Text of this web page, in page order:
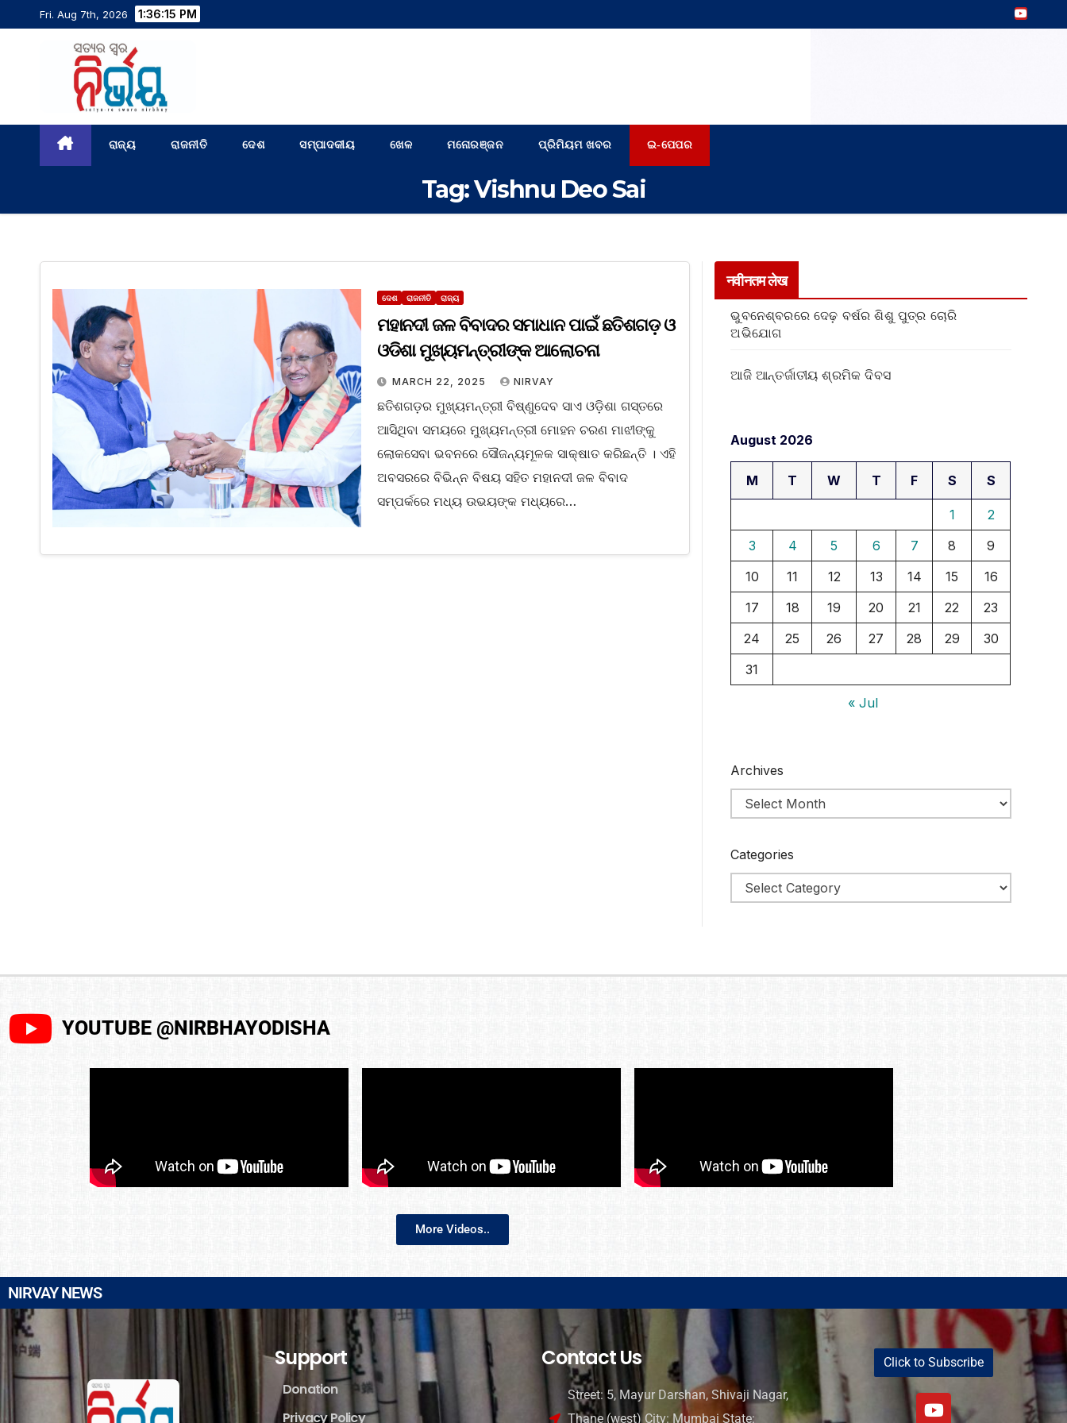
Fri. Aug 7th, 2026 1:36:16 PM
ରାଜ୍ୟ ରାଜନୀତି ଦେଶ ସମ୍ପାଦକୀୟ ଖେଳ ମନୋରଞ୍ଜନ ପ୍ରିମିୟମ ଖବର ଇ-ପେପର
Tag:Vishnu Deo Sai
ଦେଶ ରାଜନୀତି ରାଜ୍ୟ
ମହାନଦୀ ଜଳ ବିବାଦର ସମାଧାନ ପାଇଁ ଛତିଶଗଡ଼ ଓ
ଓଡିଶା ମୁଖ୍ୟମନ୍ତ୍ରୀଙ୍କ ଆଲୋଚନା
MARCH 22, 2025 NIRVAY
ଛତିଶଗଡ଼ର ମୁଖ୍ୟମନ୍ତ୍ରୀ ବିଷ୍ଣୁଦେବ ସାଏ ଓଡ଼ିଶା ଗସ୍ତରେ
ଆସିଥିବା ସମୟରେ ମୁଖ୍ୟମନ୍ତ୍ରୀ ମୋହନ ଚରଣ ମାଝୀଙ୍କୁ
ଲୋକସେବା ଭବନରେ ସୌଜନ୍ୟମୂଳକ ସାକ୍ଷାତ କରିଛନ୍ତି । ଏହି
ଅବସରରେ ବିଭିନ୍ନ ବିଷୟ ସହିତ ମହାନଦୀ ଜଳ ବିବାଦ
ସମ୍ପର୍କରେ ମଧ୍ୟ ଉଭୟଙ୍କ ମଧ୍ୟରେ…
नवीनतम लेख
ଭୁବନେଶ୍ବରରେ ଦେଢ଼ ବର୍ଷର ଶିଶୁ ପୁତ୍ର ଚୋରି
ଅଭିଯୋଗ
ଆଜି ଆନ୍ତର୍ଜାତୀୟ ଶ୍ରମିକ ଦିବସ
August 2026
M T W T F S S
1
2
3
4 5 6 7 8
9
10
11 12 13 14 15
16
17
18 19 20 21 22
23
24
25 26 27 28 29
30
31
« Jul
Archives
Categories
YOUTUBE @NIRBHAYODISHA
More Videos..
NIRVAY NEWS
Support
Donation
Privacy Policy
Contact Us
Street: 5, Mayur Darshan, Shivaji Nagar,
Thane (west) City: Mumbai State:
Click to Subscribe